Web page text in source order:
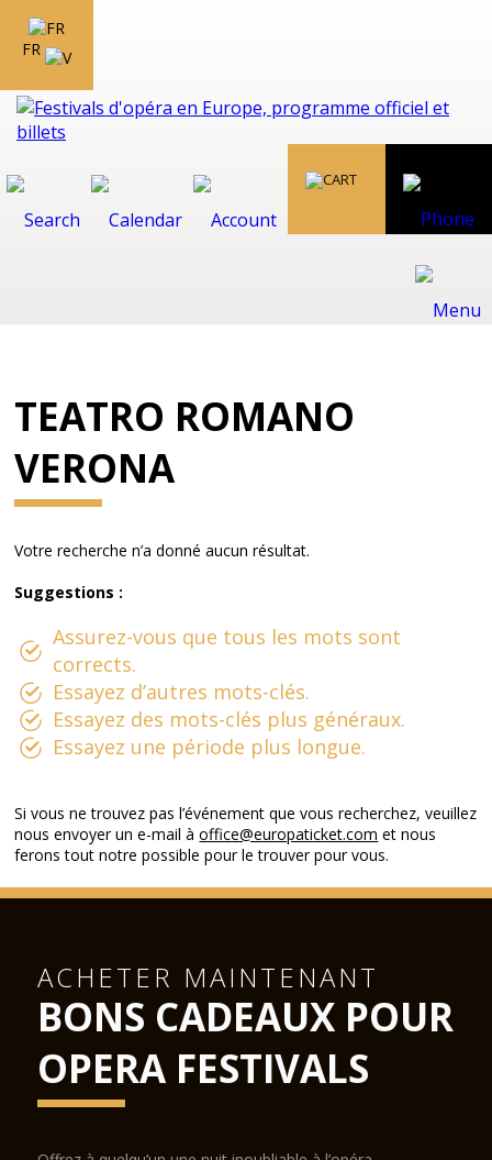
FR
TEATRO ROMANO
VERONA
Votre recherche n’a donné aucun résultat.
Suggestions :
Assurez-vous que tous les mots sont
corrects.
Essayez d’autres mots-clés.
Essayez des mots-clés plus généraux.
Essayez une période plus longue.
Si vous ne trouvez pas l’événement que vous recherchez, veuillez
nous envoyer un e-mail àoffice@europaticket.com et nous
ferons tout notre possible pour le trouver pour vous.
ACHETER MAINTENANT
BONS CADEAUX POUR
OPERA FESTIVALS